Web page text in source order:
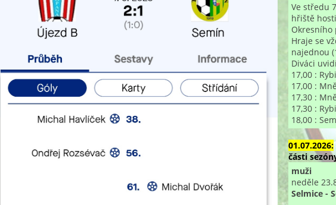
Ve středu
hřiště
Okresního
Hraje se
najednou
Diváci
17,00 :
17,00 :
17,30 :
17,30 :
18,00 :
01.07.2026:
části
muži
neděle
Selmice -